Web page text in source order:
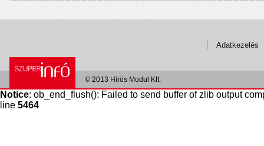
Adatkezelés
© 2013 Hírös Modul Kft.
Notice: ob_end_flush(): Failed to send buffer of zlib output
line 5464